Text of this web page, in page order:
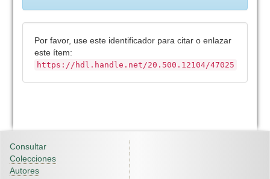
Por favor, use este identificador para citar o enlazar
este ítem:
https://hdl.handle.net/20.500.12104/47025
Consultar
Colecciones
Autores